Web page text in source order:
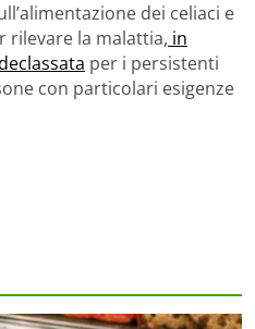
dei celiaci e
rilevare la malattia, in
per i persistenti
con particolari esigenze